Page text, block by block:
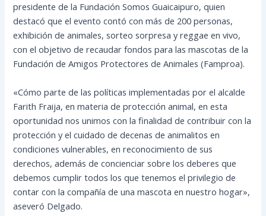
presidente de la Fundación Somos Guaicaipuro, quien
destacó que el evento contó con más de 200 personas,
exhibición de animales, sorteo sorpresa y reggae en vivo,
con el objetivo derecaudar fondos para las mascotas de la
Fundación de Amigos Protectores de Animales (Famproa).
«Cómo parte de las políticas implementadas por el alcalde
Farith Fraija, en materia de protección animal, en esta
oportunidad nos unimos con la finalidad de contribuir con la
protección y el cuidado de decenas de animalitos en
condiciones vulnerables, en reconocimiento de sus
derechos, además de concienciar sobre los deberes que
debemos cumplir todos los que tenemos el privilegio de
contar con la compañía de una mascota en nuestro hogar»,
aseveró Delgado.